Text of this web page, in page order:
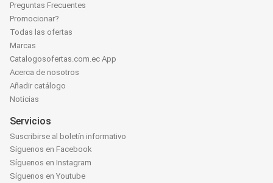
Preguntas Frecuentes
Promocionar?
Todas las ofertas
Marcas
Catalogosofertas.com.ec App
Acerca de nosotros
Añadir catálogo
Noticias
Servicios
Suscribirse al boletín informativo
Síguenos en Facebook
Síguenos en Instagram
Síguenos en Youtube